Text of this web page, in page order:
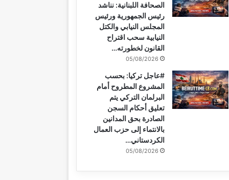
الصحافة اللبنانية: نناشد
رئيس الجمهورية ورئيس
المجلس النيابي والكتل
النيابية سحب اقتراح
القانون لخطورته…
05/08/2026
#عاجل تركيا: بحسب
المشروع المطروح أمام
البرلمان التركي يتم
تعليق أحكام السجن
الصادرة بحق المدانين
بالانتماء إلى حزب العمال
الكردستاني…
05/08/2026